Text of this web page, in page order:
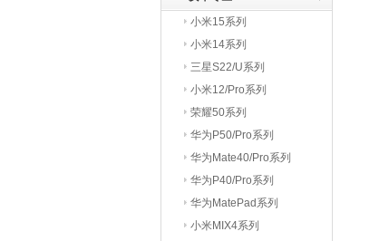
小米15系列
小米14系列
三星S22/U系列
小米12/Pro系列
荣耀50系列
华为P50/Pro系列
华为Mate40/Pro系列
华为P40/Pro系列
华为MatePad系列
小米MIX4系列